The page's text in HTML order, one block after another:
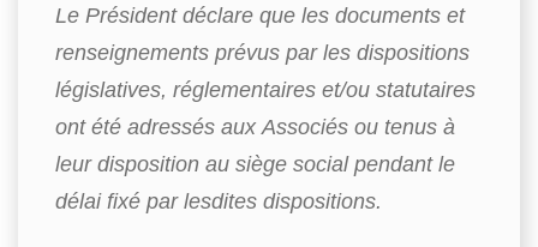
Le Président déclare que les documents et
renseignements prévus par les dispositions
législatives, réglementaires et/ou statutaires
ont été adressés aux Associés ou tenus à
leur disposition au siège social pendant le
délai fixé par lesdites dispositions.